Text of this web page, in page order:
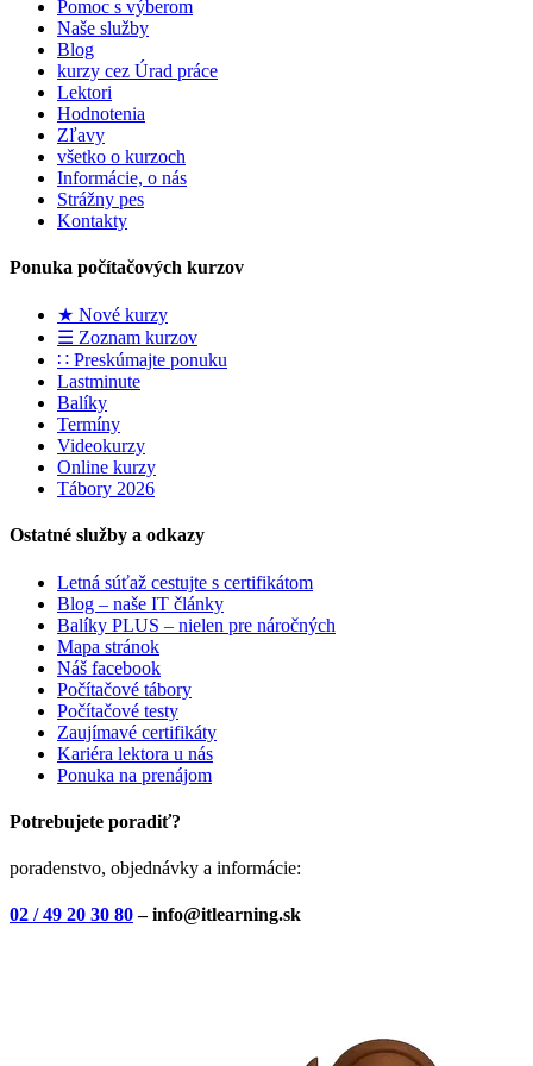
Pomoc s výberom
Naše služby
Blog
kurzy cez Úrad práce
Lektori
Hodnotenia
Zľavy
všetko o kurzoch
Informácie, o nás
Strážny pes
Kontakty
Ponuka počítačových kurzov
★ Nové kurzy
☰ Zoznam kurzov
∷ Preskúmajte ponuku
Lastminute
Balíky
Termíny
Videokurzy
Online kurzy
Tábory 2026
Ostatné služby a odkazy
Letná súťaž cestujte s certifikátom
Blog – naše IT články
Balíky PLUS – nielen pre náročných
Mapa stránok
Náš facebook
Počítačové tábory
Počítačové testy
Zaujímavé certifikáty
Kariéra lektora u nás
Ponuka na prenájom
Potrebujete poradiť?
poradenstvo, objednávky a informácie:
02 / 49 20 30 80– info@itlearning.sk